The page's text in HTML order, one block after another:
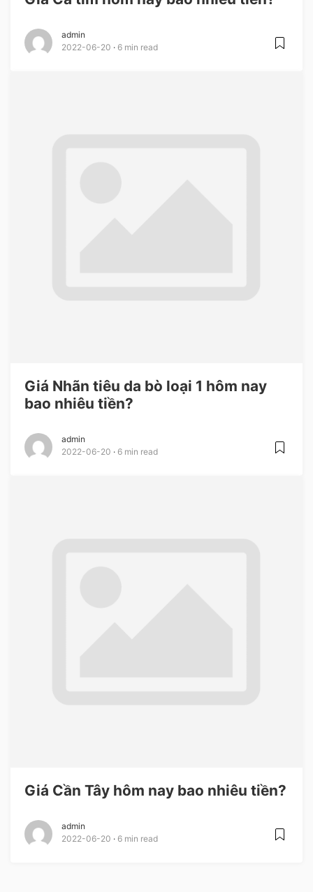
admin
2022-06-20
6 min read
Giá Nhãn tiêu da bò loại 1 hôm nay
bao nhiêu tiền?
admin
2022-06-20
6 min read
Giá Cần Tây hôm nay bao nhiêu tiền?
admin
2022-06-20
6 min read